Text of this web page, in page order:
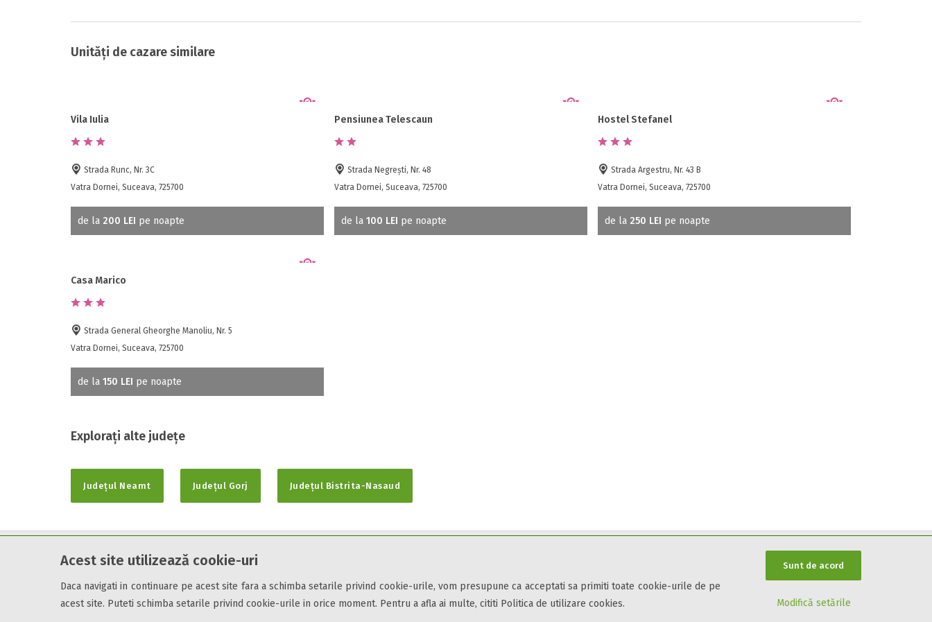
Acest site utilizează cookie-uri
Daca navigati in continuare pe acest site fara a schimba setarile privind cookie-urile, vom presupune ca acceptati sa primiti toate cookie-urile de pe
acest site. Puteti schimba setarile privind cookie-urile in orice moment. Pentru a afla ai multe, cititi Politica de utilizare cookies.
Sunt de acord
Modifică setările
Unități de cazare similare
Vila Iulia
Strada Runc, Nr. 3C
Vatra Dornei, Suceava, 725700
de la 200 LEI pe noapte
Pensiunea Telescaun
Strada Negrești, Nr. 48
Vatra Dornei, Suceava, 725700
de la 100 LEI pe noapte
Hostel Stefanel
Strada Argestru, Nr. 43 B
Vatra Dornei, Suceava, 725700
de la 250 LEI pe noapte
Casa Marico
Strada General Gheorghe Manoliu, Nr. 5
Vatra Dornei, Suceava, 725700
de la 150 LEI pe noapte
Explorați alte județe
Județul Neamt Județul Gorj Județul Bistrita-Nasaud
Cazare7 vă pune la dispozitie informatii despre unitati de cazare din toate zonele turistice, oferte speciale, rezervari online.